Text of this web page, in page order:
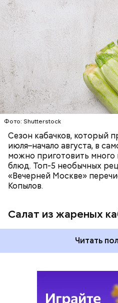
Фото: Shutterstock
Сезон кабачков, который
июля–начало августа, в
можно приготовить много
блюд. Топ-5 необычных
«Вечерней Москве»
Копылов.
Салат из жареных
Ингредиенты:
Читать
ЕДА ОВОЩИ